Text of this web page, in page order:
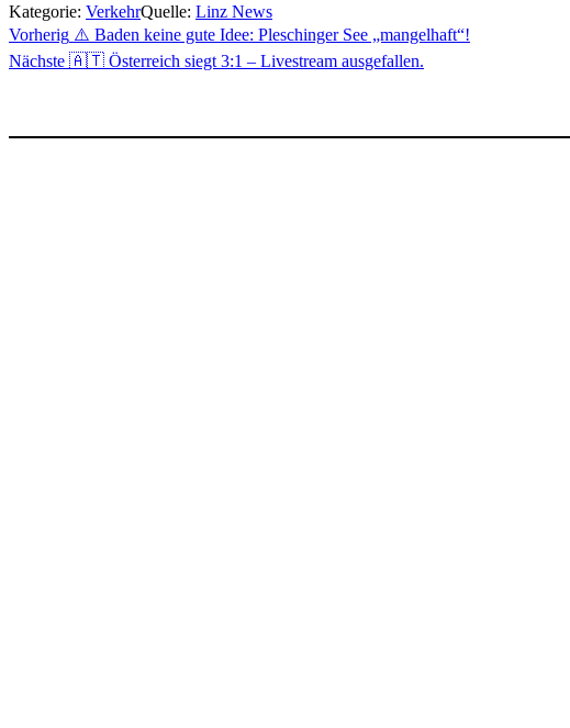
Kategorie: VerkehrQuelle: Linz News
Beitragsnavigation
Vorherig ⚠️ Baden keine gute Idee: Pleschinger See „mangelhaft“!
Nächste 🇦🇹 Österreich siegt 3:1 – Livestream ausgefallen.